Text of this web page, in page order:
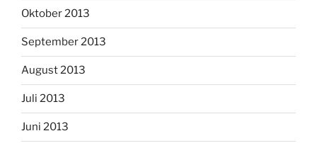
Oktober 2013
September 2013
August 2013
Juli 2013
Juni 2013